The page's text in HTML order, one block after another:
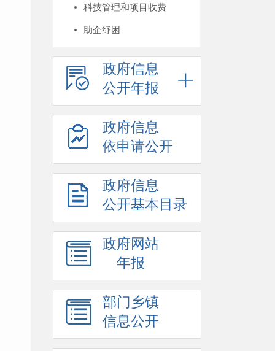
科技管理和项目收费
助企纾困
政府信息
公开年报
政府信息
依申请公开
政府信息
公开基本目录
政府网站
年报
部门乡镇
信息公开